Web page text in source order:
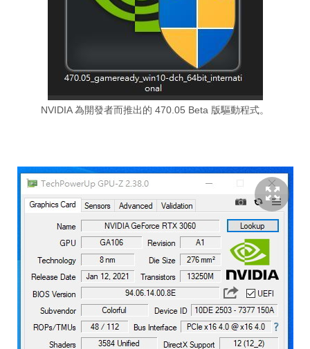
NVIDIA 為開發者而推出的 470.05 Beta 版驅動程式。